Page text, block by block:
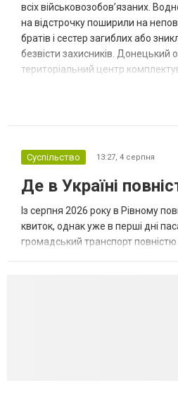
всіх військовозобов’язаних.
на відстрочку поширили на
братів і сестер загиблих або
безвісти захисників. Донецький
територіальний центр
студенти, боржники з аліме...
Суспільство 13:27, 4 серпня
Де в Україні
Із серпня 2026 року в Рівному
квиток, однак уже в перші дні
громадський транспорт